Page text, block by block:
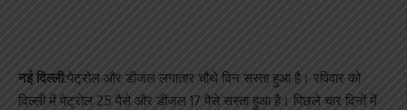
नई दिल्ली:पेट्रोल और डीजल लगातार चौथे दिन सस्ता हुआ है। रविवार को
दिल्ली में पेट्रोल 25 पैसे और डीजल 17 पैसे सस्ता हुआ है। पिछले चार दिनों में